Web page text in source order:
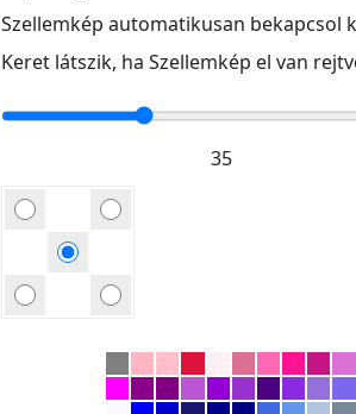
Szellemkép automatikusan bekapcsol
Keret látszik, ha Szellemkép el van